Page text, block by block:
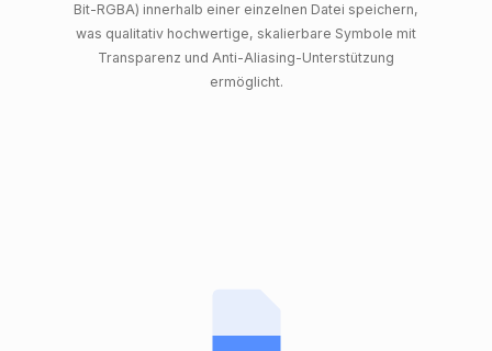
Bit-RGBA) innerhalb einer einzelnen Datei speichern,
was qualitativ hochwertige, skalierbare Symbole mit
Transparenz und Anti-Aliasing-Unterstützung
ermöglicht.